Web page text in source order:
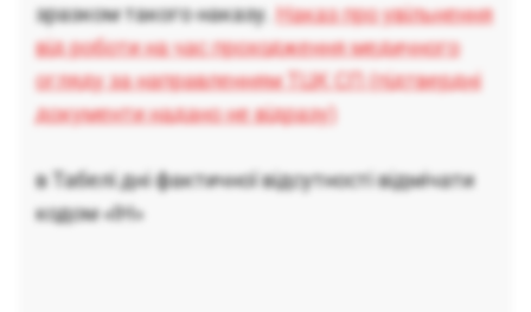
зразком такого наказу. Наказ про увільнення
від роботи на час проходження медичного
огляду за направленням ТЦК СП (підтвердні
документи надано не відразу)
в Табелі дні фактичної відсутності відмічати
кодом «ІН»